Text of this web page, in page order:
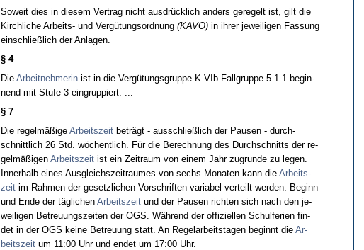
So­weit dies in die­sem Ver­trag nicht aus­drück­lich an­ders ge­re­gelt ist, gilt die
Kirch­li­che Ar­beits- und Vergütungs­ord­nung (KA­VO) in ih­rer je­wei­li­gen Fas­sung
ein­sch­ließlich der An­la­gen.
§ 4
Die Ar­beit­neh­me­rinist in die Vergütungs­grup­pe K VIb Fall­grup­pe 5.1.1 be­gin­
nend mit Stu­fe 3 ein­grup­piert. ...
§ 7
Die re­gelmäßige Ar­beits­zeitbeträgt - aus­sch­ließlich der Pau­sen - durch­
schnitt­lich 26 Std. wöchent­lich. Für die Be­rech­nung des Durch­schnitts der re­
gelmäßigen Ar­beits­zeitist ein Zeit­raum von ei­nem Jahr zu­grun­de zu le­gen.
In­ner­halb ei­nes Aus­gleichs­zeit­rau­mes von sechs Mo­na­ten kann die Ar­beits­
zeitim Rah­men der ge­setz­li­chen Vor­schrif­ten va­ria­bel ver­teilt wer­den. Be­ginn
und En­de der tägli­chen Ar­beits­zeitund der Pau­sen rich­ten sich nach den je­
wei­li­gen Be­treu­ungs­zei­ten der OGS. Während der of­fi­zi­el­len Schul­fe­ri­en fin­
det in der OGS kei­ne Be­treu­ung statt. An Re­gel­ar­beits­ta­gen be­ginnt die Ar­
beits­zeitum 11:00 Uhr und en­det um 17:00 Uhr.